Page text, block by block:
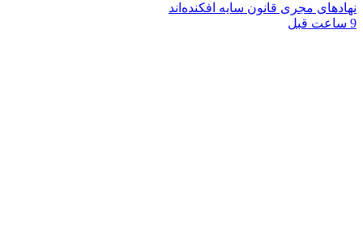
نهادهای مجری قانون سایه افکنده‌اند
9 ساعت قبل